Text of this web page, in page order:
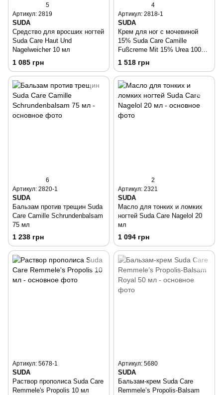
5
Артикул: 2819
SUDA
Средство для вросших ногтей
Suda Care Haut Und
Nagelweicher 10 мл
1 085 грн
4
Артикул: 2818-1
SUDA
Крем для ног с мочевиной
15% Suda Care Camille
Fußcreme Mit 15% Urea 100
мл
1 518 грн
6
Артикул: 2820-1
SUDA
Бальзам против трещин Suda
Care Camille Schrundenbalsam
75 мл
1 238 грн
2
Артикул: 2321
SUDA
Масло для тонких и ломких
ногтей Suda Care Nagelol 20
мл
1 094 грн
Артикул: 5678-1
SUDA
Раствор прополиса Suda Care
Remmele's Propolis 10 мл
Артикул: 5680
SUDA
Бальзам-крем Suda Care
Remmele’s Propolis-Balsam